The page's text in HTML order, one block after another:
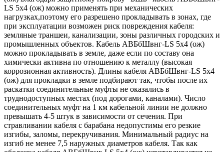
LS 5х4 (ож) можно применять при механических
нагрузках,поэтому его разрешено прокладывать в зонах, где
при эксплуатации возможен риск повреждения кабеля:
земляные траншеи, канализации, зоны различных городских и
промышленных объектов. Кабель АВБбШвнг-LS 5х4 (ож)
можно прокладывать в земле, даже если по составу она
химически активна по отношению к металлу (высокая
коррозионная активность). Длины кабеля АВБбШвнг-LS 5х4
(ож) для прокладки в земле подбирают так, чтобы после их
раскатки соединительные муфты не оказались в
труднодоступных местах (под дорогами, каналами). Число
соединительных муфт на 1 км кабельной линии не должно
превышать 4-5 штук в зависимости от сечения. При
стравливании кабеля с барабана недопустимы его резкие
изгибы, заломы, перекручивания. Минимальный радиус на
изгиб не менее 7,5 наружных диаметров кабеля. Так как